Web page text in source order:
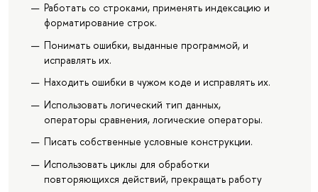
Работать со строками, применять индексацию и
форматирование строк.
Понимать ошибки, выданные программой, и
исправлять их.
Находить ошибки в чужом коде и исправлять их.
Использовать логический тип данных,
операторы сравнения, логические операторы.
Писать собственные условные конструкции.
Использовать циклы для обработки
повторяющихся действий, прекращать работу